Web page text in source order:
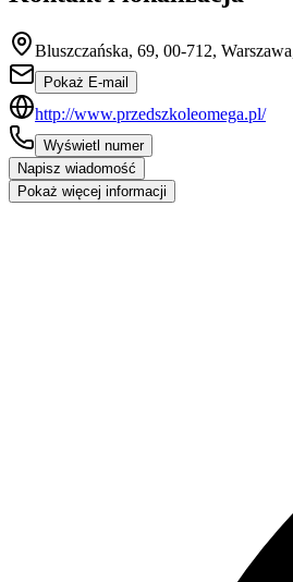
Bluszczańska, 69, 00-712,
Pokaż E-mail
http://www.przedszkoleomega.pl/
Wyświetl numer
Napisz wiadomość
Pokaż więcej informacji